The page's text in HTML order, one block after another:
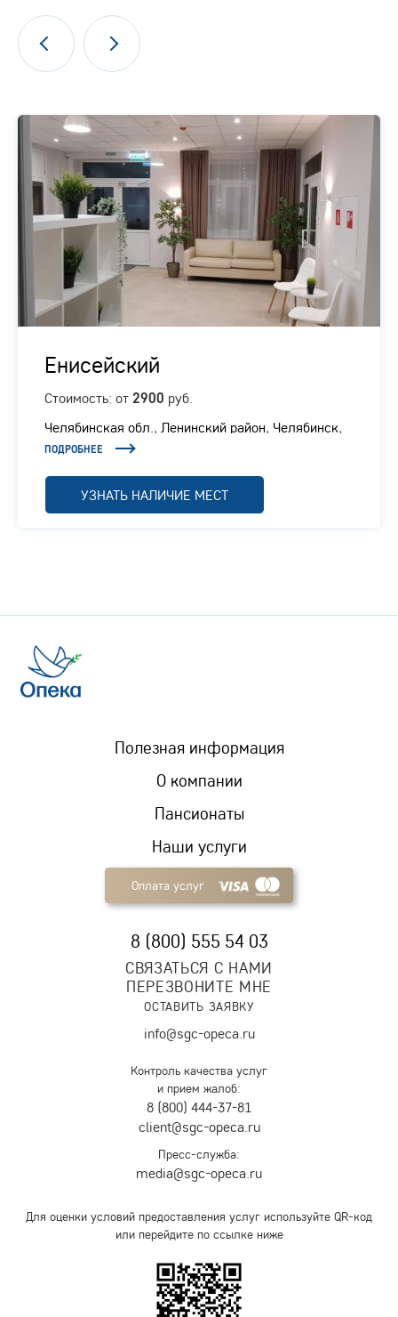
Енисейский
Стоимость: от 2900 руб.
Челябинская обл., ​Ленинский район, Челябинск,
Енисейская, 6
ПОДРОБНЕЕ
УЗНАТЬ НАЛИЧИЕ МЕСТ
Пансионаты
Наши услуги
Полезная информация
О компании
Оплата услуг
8 (800) 555 54 03
СВЯЗАТЬСЯ С НАМИ
ПЕРЕЗВОНИТЕ МНЕ
ОСТАВИТЬ ЗАЯВКУ
info@sgc-opeca.ru
Контроль качества услуг
и прием жалоб:
8 (800) 444-37-81
client@sgc-opeca.ru
Пресс-служба:
media@sgc-opeca.ru
Для оценки условий предоставления услуг используйте QR-код
или перейдите по ссылке ниже